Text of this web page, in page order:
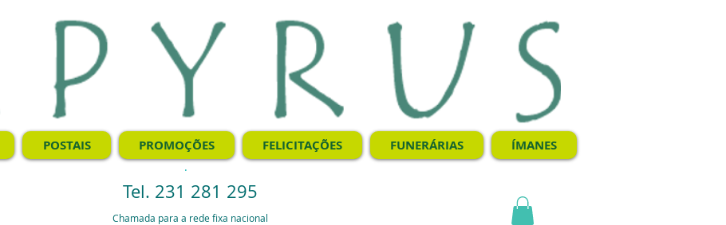
POSTAIS PROMOÇÕES FELICITAÇÕES FUNERÁRIAS ÍMANES
.
Tel. 231 281 295
Chamada para a rede fixa nacional